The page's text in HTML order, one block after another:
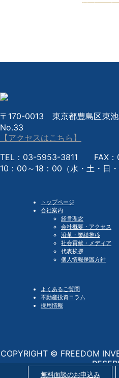
無料面談のお申込み
〒170-0013 東京都豊島区東
No.33
【アクセスはこちら】
TEL：03-5953-3811 FAX：
10：00～18：00（水・土・日・
トップページ
会社案内
経営理念
会社概要・アクセス
沿革・業績推移
社会貢献・メディア
代表挨拶
個人情報保護方針
よくあるご質問
不動産投資コラム
採用情報
COPYRIGHT © FREEDOM